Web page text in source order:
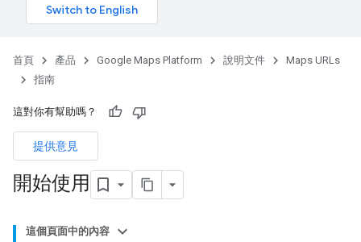
首頁 產品 Google Maps Platform 說明文件
Maps URLs
指南
這對你有幫助嗎？
提供意見
開始使用
這個頁面中的內容